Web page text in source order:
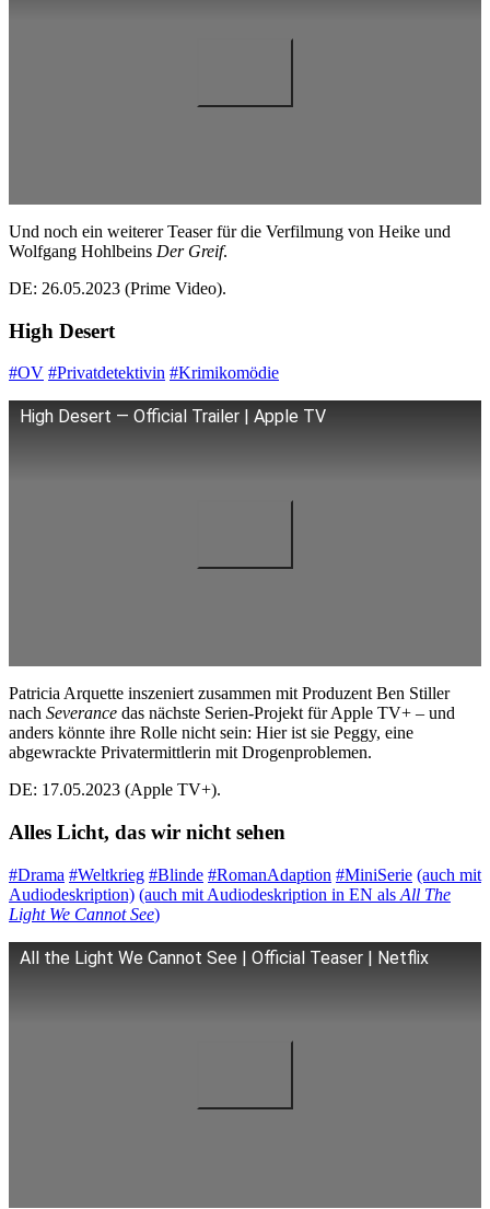
Und noch ein weiterer Teaser für die Verfilmung von Heike und
Wolfgang Hohlbeins Der Greif.
DE: 26.05.2023 (Prime Video).
High Desert
#OV #Privatdetektivin #Krimikomödie
High Desert — Official Trailer | Apple TV
Patricia Arquette inszeniert zusammen mit Produzent Ben Stiller
nach Severance das nächste Serien-Projekt für Apple TV+ – und
anders könnte ihre Rolle nicht sein: Hier ist sie Peggy, eine
abgewrackte Privatermittlerin mit Drogenproblemen.
DE: 17.05.2023 (Apple TV+).
Alles Licht, das wir nicht sehen
#Drama #Weltkrieg #Blinde #RomanAdaption #MiniSerie (auch mit
Audiodeskription) (auch mit Audiodeskription in EN als All The
Light We Cannot See)
All the Light We Cannot See | Official Teaser | Netflix